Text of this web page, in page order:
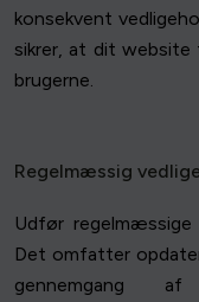
konsekvent
sikrer, at dit
brugerne.
Regelmæssig
Udfør
Det omfatter
gennemgang af